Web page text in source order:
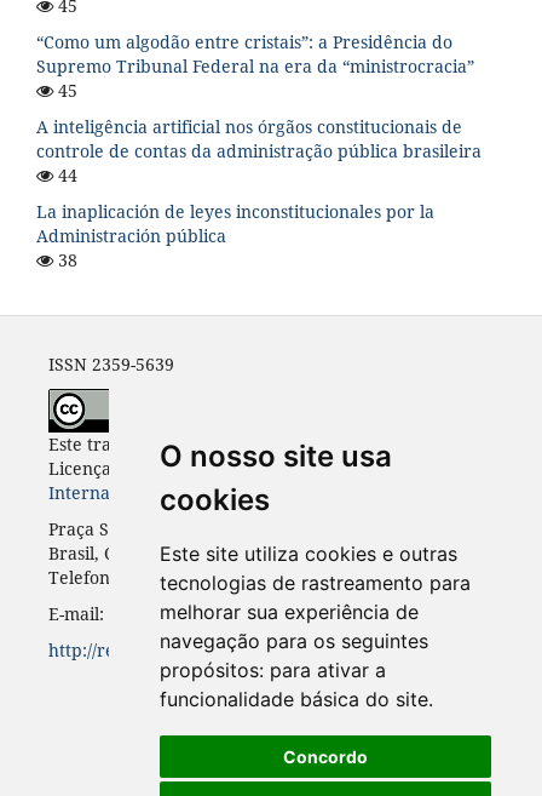
O nosso site usa
cookies
Este site utiliza cookies e outras
tecnologias de rastreamento para
melhorar sua experiência de
navegação para os seguintes
propósitos: para ativar a
funcionalidade básica do site.
Concordo
45
“Como um algodão entre cristais”: a Presidência do
Supremo Tribunal Federal na era da “ministrocracia”
45
A inteligência artificial nos órgãos constitucionais de
controle de contas da administração pública brasileira
44
La inaplicación de leyes inconstitucionales por la
Administración pública
38
ISSN 2359-5639
Este trabalho está licenciado com uma
Licença
Creative Commons - Atribuição 4.0
Internacional
.
Praça Santos Andrade, n. 50, 3º andar, Curitiba-PR,
Brasil, CEP 80.020-300
Telefone: +55 41 3352-0716
E-mail: rinc.ufpr@gmail.com
http://revistas.ufpr.br/rinc